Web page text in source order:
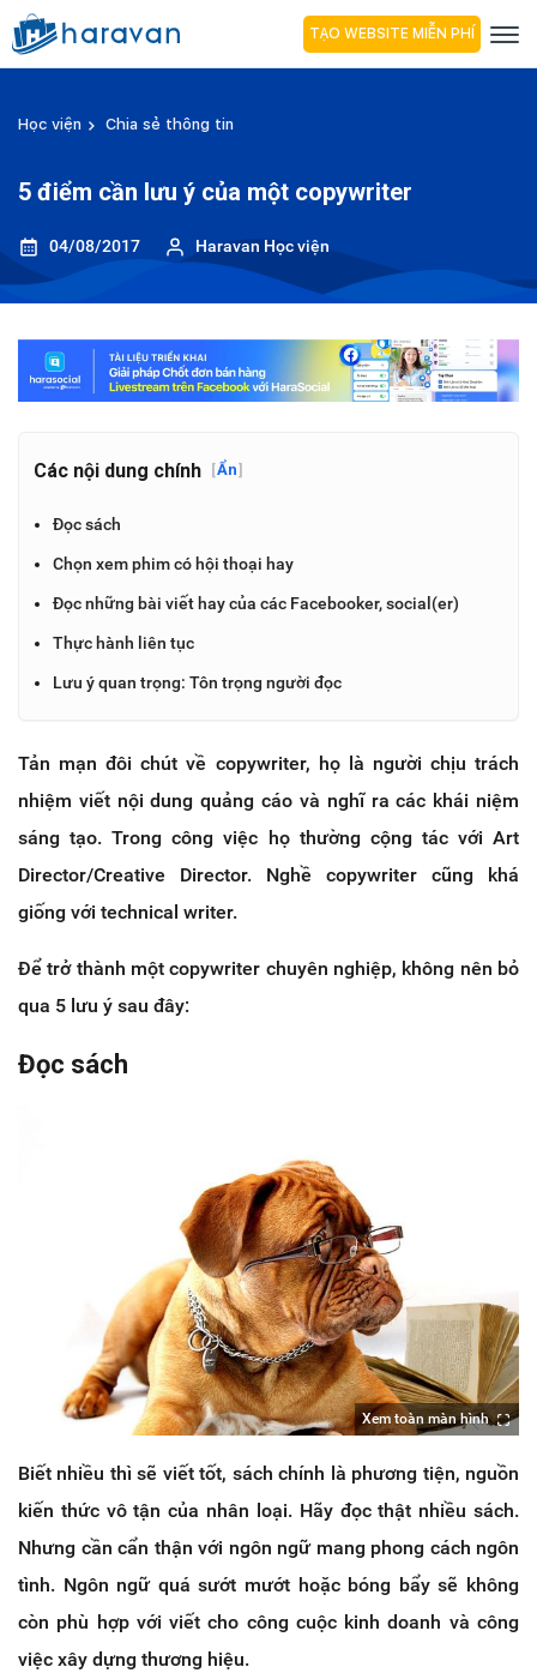
TẠO WEBSITE MIỄN PHÍ
Học viện Chia sẻ thông tin
5 điểm cần lưu ý của một copywriter
04/08/2017 Haravan Học viện
Các nội dung chính [Ẩn]
Đọc sách
Chọn xem phim có hội thoại hay
Đọc những bài viết hay của các Facebooker, social(er)
Thực hành liên tục
Lưu ý quan trọng: Tôn trọng người đọc
Tản mạn đôi chút về copywriter, họ là người chịu trách
nhiệm viết nội dung quảng cáo và nghĩ ra các khái niệm
sáng tạo. Trong công việc họ thường cộng tác với Art
Director/Creative Director. Nghề copywriter cũng khá
giống với technical writer.
Để trở thành một copywriter chuyên nghiệp, không nên bỏ
qua 5 lưu ý sau đây:
Đọc sách
Xem toàn màn hình
Biết nhiều thì sẽ viết tốt, sách chính là phương tiện, nguồn
kiến thức vô tận của nhân loại. Hãy đọc thật nhiều sách.
Nhưng cần cẩn thận với ngôn ngữ mang phong cách ngôn
tình. Ngôn ngữ quá sướt mướt hoặc bóng bẩy sẽ không
còn phù hợp với viết cho công cuộc kinh doanh và công
việc xây dựng thương hiệu.